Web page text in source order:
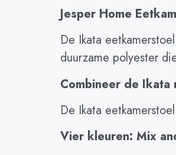
Jesper Home
De Ikata
duurzame polyester
Combineer de Ikata
De Ikata
Vier kleuren: Mix